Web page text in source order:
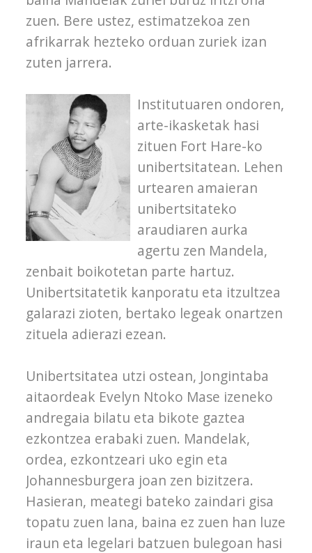
zuen. Bere ustez, estimatzekoa zen
afrikarrak hezteko orduan zuriek izan
zuten jarrera.
Institutuaren ondoren,
arte-ikasketak hasi
zituen Fort Hare-ko
unibertsitatean. Lehen
urtearen amaieran
unibertsitateko
araudiaren aurka
agertu zen Mandela,
zenbait boikotetan parte hartuz.
Unibertsitatetik kanporatu eta itzultzea
galarazi zioten, bertako legeak onartzen
zituela adierazi ezean.
Unibertsitatea utzi ostean, Jongintaba
aitaordeak Evelyn Ntoko Mase izeneko
andregaia bilatu eta bikote gaztea
ezkontzea erabaki zuen. Mandelak,
ordea, ezkontzeari uko egin eta
Johannesburgera joan zen bizitzera.
Hasieran, meategi bateko zaindari gisa
topatu zuen lana, baina ez zuen han luze
iraun eta legelari batzuen bulegoan hasi